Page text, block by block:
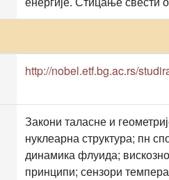
http://nobel.etf.bg.ac.rs/
Закони таласне и
нуклеарна структура; пн
динамика флуида;
принципи; сензори